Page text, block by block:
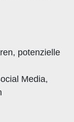
potenzielle
Media,